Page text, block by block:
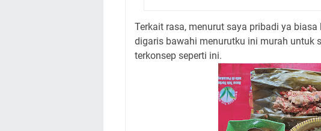
Terkait rasa, menurut saya pribadi ya
digaris bawahi menurutku ini murah untuk
terkonsep seperti ini.